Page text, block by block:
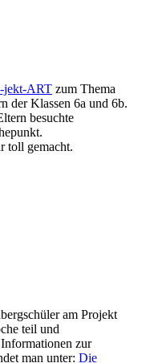
jekt-ART zum Thema
der Klassen 6a und 6b.
besuchte
toll gemacht.
am Projekt
teil und
zur
man unter: Die